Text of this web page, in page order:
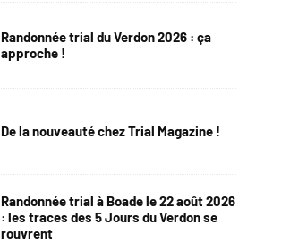
Randonnée trial du Verdon 2026 : ça
approche !
De la nouveauté chez Trial Magazine !
Randonnée trial à Boade le 22 août 2026
: les traces des 5 Jours du Verdon se
rouvrent